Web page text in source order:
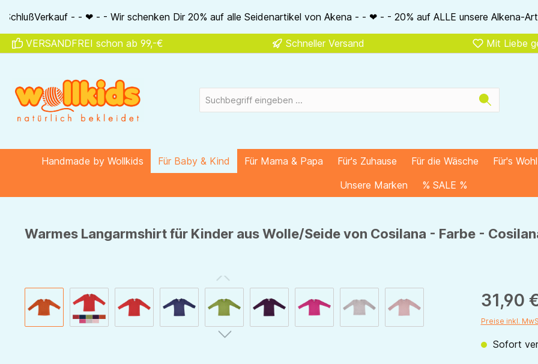
Zur Hauptnavigation springen
schenken Dir 20% auf alle Seidenartikel von Akena - - ❤ - - 20% auf ALLE unsere Alkena-Artikel - - ❤ - - 20%
VERSANDFREI schon ab 99,-€ Schneller Versand Mit Liebe
Handmade by Wollkids Für Baby & Kind Für Mama & Papa Für's Zuhause Für die Wäsche Für's
Unsere Marken
% SALE %
Warmes Langarmshirt für Kinder aus Wolle/Seide von Cosilana - Farbe -
Bildergalerie überspringen 31,90
Preise inkl.
Sofort